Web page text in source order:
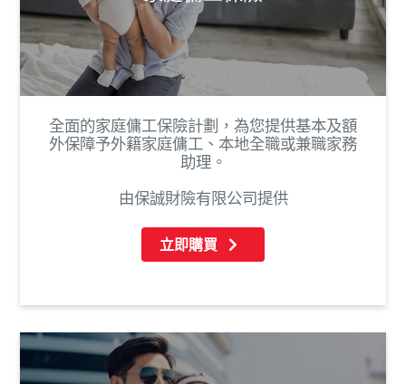
全面的家庭傭工保險計劃，為您提供基本及額
外保障予外籍家庭傭工、本地全職或兼職家務
助理。
由保誠財險有限公司提供
立即購買